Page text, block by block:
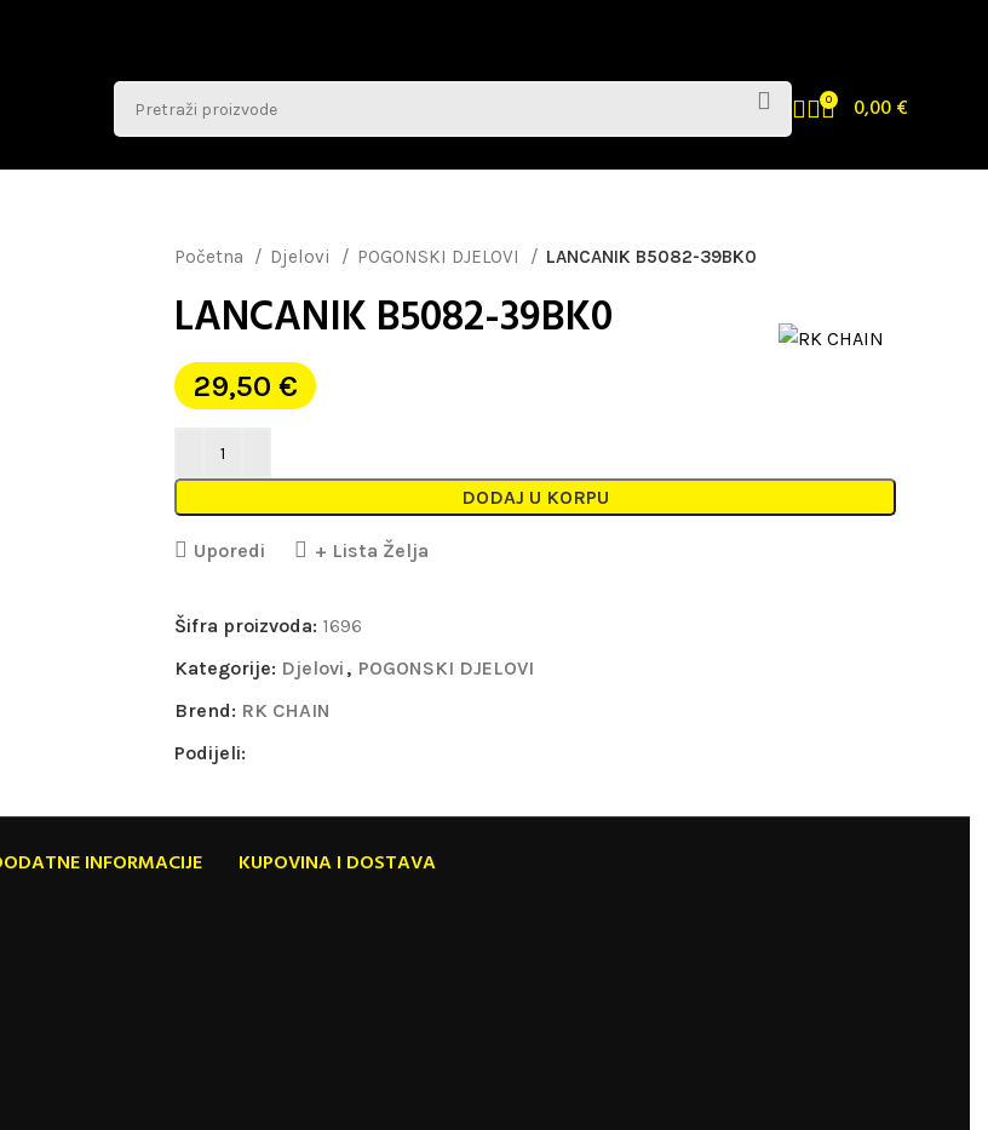
0 0,00€
Početna Djelovi POGONSKI DJELOVI LANCANIK B5082-39BK0
LANCANIK B5082-39BK0
29,50 €
DODAJ U KORPU
Uporedi + Lista Želja
Šifra proizvoda: 1696
Kategorije: Djelovi , POGONSKI DJELOVI
Brend: RK CHAIN
Podijeli:
INFORMACIJE KUPOVINA I DOSTAVA